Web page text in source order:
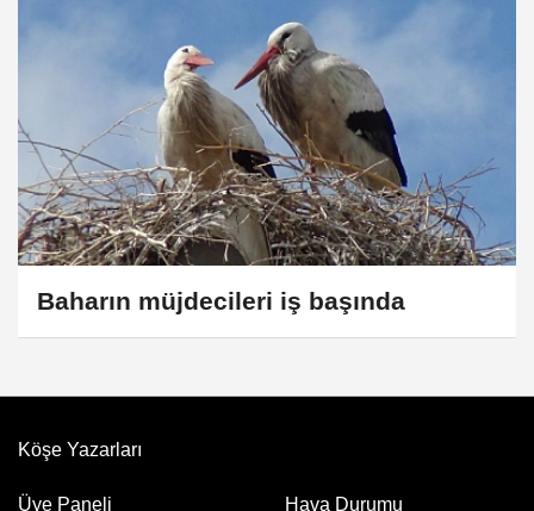
Baharın müjdecileri iş başında
Köşe Yazarları
Üye Paneli Hava Durumu